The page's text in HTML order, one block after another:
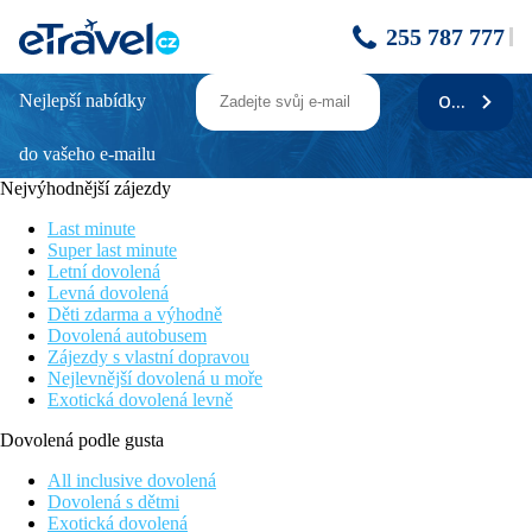
255 787 777
SUNRISE ATTITUDE
Informace o hotelu
Emeraude Beach Attitude leží u pláže Belle Mare, která nabízí
kilometry nádherné písčité pláže s výhledy na tyrkysový oceán.
Menší resort se skládá ze stylově vybavených pokojů
vyvedených v přírodních barvách, které jsou umístěné v
menších bungalovech a jsou obklopené exotickou zahradou.
Pobyt můžeme doporučit všem, kteří hledají klidné a přívětivé
místo pro dovolenou, při které mohou poznávat vše, co
Mauricius nabízí.
Upozornění: Hotel pouze pro dospělé osoby starší 18 let.
Vzdálenost
pláže: u pláže
letiště: 51 km
centra: 9 km
nákupních možností: 1300 m 1,3 km
Nejlepší nabídky
do vašeho e-mailu
ODEBÍRAT
Nejvýhodnější zájezdy
Last minute
Super last minute
Letní dovolená
Levná dovolená
Děti zdarma a výhodně
Dovolená autobusem
Zájezdy s vlastní dopravou
Nejlevnější dovolená u moře
Exotická dovolená levně
Dovolená podle gusta
All inclusive dovolená
Dovolená s dětmi
Exotická dovolená